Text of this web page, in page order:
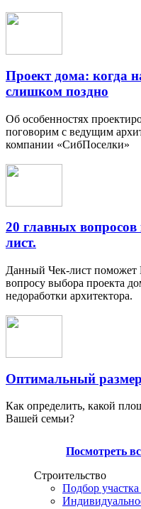
Проект дома: когда
слишком поздно
Об особенностях
поговорим с ведущим
компании «СибПоселки»
20 главных
лист.
Данный Чек-лист поможет
вопросу выбора проекта
недоработки архитектора.
Оптимальный
Как определить, какой
Вашей семьи?
Посмотреть
Строительство
Подбор участка